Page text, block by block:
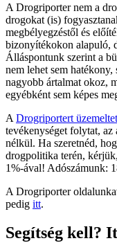
A Drogriporter nem a
drogokat (is)
megbélyegzéstől és
bizonyítékokon alapuló,
Álláspontunk szerint a
nem lehet sem
nagyobb ártalmat okoz,
egyébként sem képes
A Drogriportert
tevékenységet folytat,
nélkül. Ha szeretnéd,
drogpolitika terén,
1%-ával! Adószámunk:
A Drogriporter
pedig itt.
Segítség kell?